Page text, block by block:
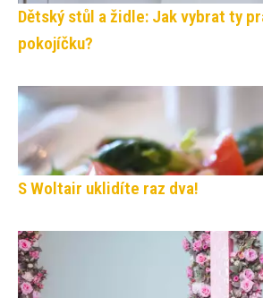
Dětský stůl a židle: Jak vybrat ty
pokojíčku?
S Woltair uklidíte raz dva!